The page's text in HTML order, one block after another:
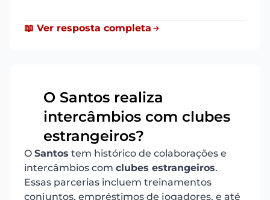
📖 Ver resposta completa
O Santos realiza
intercâmbios com clubes
estrangeiros?
O Santos tem histórico de colaborações e
intercâmbios com clubes estrangeiros.
Essas parcerias incluem treinamentos
conjuntos, empréstimos de jogadores, e até